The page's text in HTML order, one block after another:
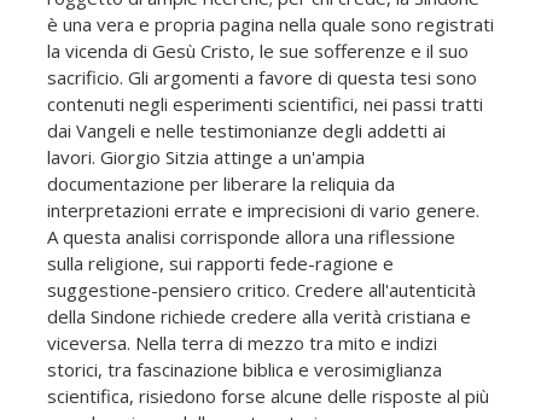
è una vera e propria pagina nella quale sono registrati
la vicenda di Gesù Cristo, le sue sofferenze e il suo
sacrificio. Gli argomenti a favore di questa tesi sono
contenuti negli esperimenti scientifici, nei passi tratti
dai Vangeli e nelle testimonianze degli addetti ai
lavori. Giorgio Sitzia attinge a un'ampia
documentazione per liberare la reliquia da
interpretazioni errate e imprecisioni di vario genere.
A questa analisi corrisponde allora una riflessione
sulla religione, sui rapporti fede-ragione e
suggestione-pensiero critico. Credere all'autenticità
della Sindone richiede credere alla verità cristiana e
viceversa. Nella terra di mezzo tra mito e indizi
storici, tra fascinazione biblica e verosimiglianza
scientifica, risiedono forse alcune delle risposte al più